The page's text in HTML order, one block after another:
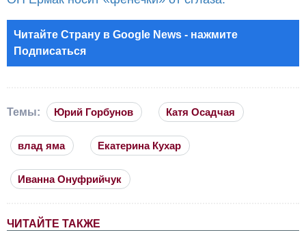
Читайте Страну в Google News - нажмите
Подписаться
Темы: Юрий Горбунов Катя Осадчая
влад яма Екатерина Кухар
Иванна Онуфрийчук
ЧИТАЙТЕ ТАКЖЕ